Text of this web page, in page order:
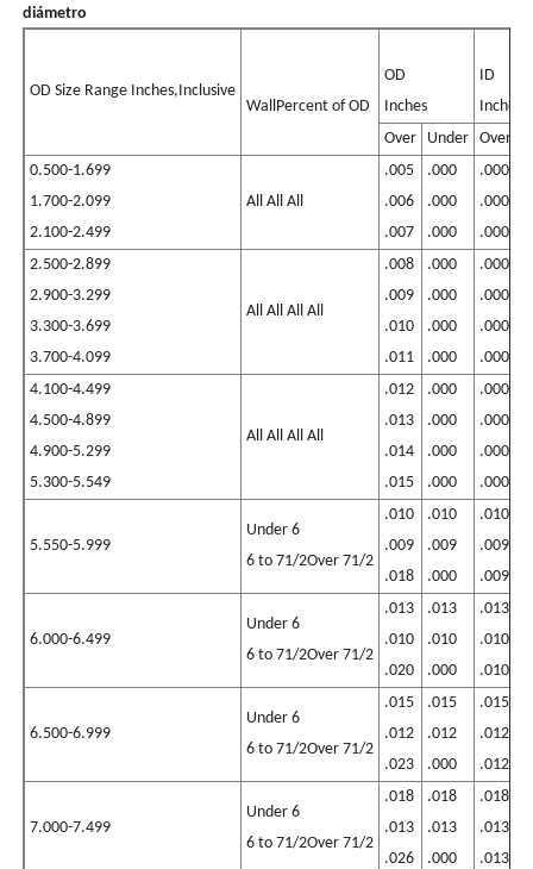
diámetro
OD Size Range Inches,Inclusive
WallPercent of OD
OD
Inches
ID
Inches
Over
Under Over
0.500-1.699
1.700-2.099
2.100-2.499
All All All
.005
.006
.007
.000
.000
.000
.000
.000
.000
2.500-2.899
2.900-3.299
3.300-3.699
3.700-4.099
All All All All
.008
.009
.010
.011
.000
.000
.000
.000
.000
.000
.000
.000
4.100-4.499
4.500-4.899
4.900-5.299
5.300-5.549
All All All All
.012
.013
.014
.015
.000
.000
.000
.000
.000
.000
.000
.000
5.550-5.999
Under 6
6 to 71/2Over 71/2
.010
.009
.018
.010
.009
.000
.010
.009
.009
6.000-6.499
Under 6
6 to 71/2Over 71/2
.013
.010
.020
.013
.010
.000
.013
.010
.010
6.500-6.999
Under 6
6 to 71/2Over 71/2
.015
.012
.023
.015
.012
.000
.015
.012
.012
7.000-7.499
Under 6
6 to 71/2Over 71/2
.018
.013
.026
.018
.013
.000
.018
.013
.013